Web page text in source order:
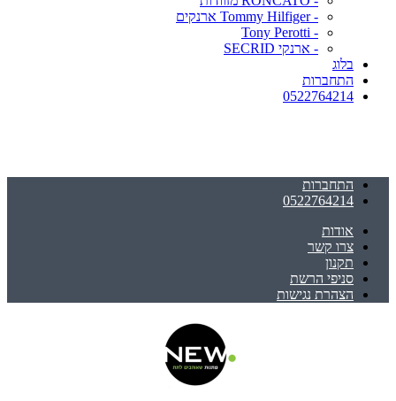
- Tommy Hilfiger ארנקים
- Tony Perotti
- ארנקי SECRID
בלוג
התחברות
0522764214
התחברות
0522764214
אודות
צרו קשר
תקנון
סניפי הרשת
הצהרת נגישות